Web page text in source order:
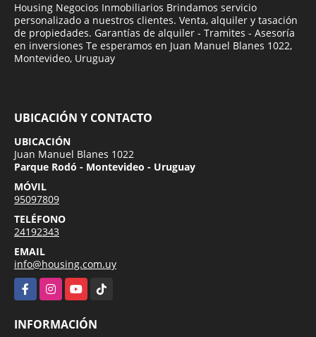
Housing Negocios Inmobiliarios Brindamos servicio
personalizado a nuestros clientes. Venta, alquiler y tasación
de propiedades. Garantías de alquiler - Tramites - Asesoría
en inversiones Te esperamos en Juan Manuel Blanes 1022,
Montevideo, Uruguay
UBICACIÓN Y CONTACTO
UBICACIÓN
Juan Manuel Blanes 1022
Parque Rodó - Montevideo - Uruguay
MÓVIL
95097809
TELÉFONO
24192343
EMAIL
info@housing.com.uy
FacebookInstagramYouTubeTikTok
INFORMACIÓN